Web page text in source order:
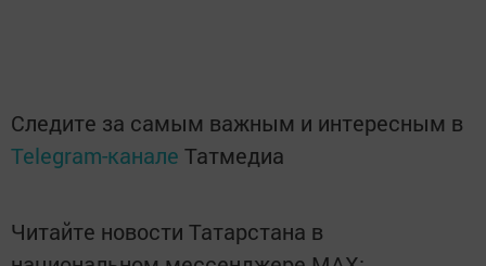
Следите за самым важным и интересным в
Telegram-канале Татмедиа
Читайте новости Татарстана в